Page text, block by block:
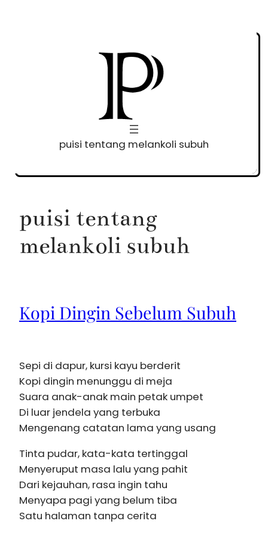
puisi tentang melankoli subuh
puisi tentang
melankoli subuh
Kopi Dingin Sebelum Subuh
Sepi di dapur, kursi kayu berderit
Kopi dingin menunggu di meja
Suara anak-anak main petak umpet
Di luar jendela yang terbuka
Mengenang catatan lama yang usang
Tinta pudar, kata-kata tertinggal
Menyeruput masa lalu yang pahit
Dari kejauhan, rasa ingin tahu
Menyapa pagi yang belum tiba
Satu halaman tanpa cerita